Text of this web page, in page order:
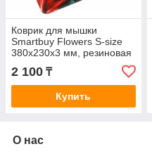
Коврик для мышки
Smartbuy Flowers S-size
380х230х3 мм, резиновая
основа+тканевая
поверхность.
2 100 ₸
Купить
О нас